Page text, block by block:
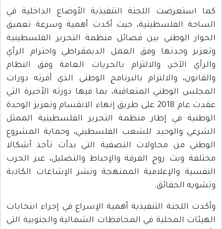
كما استعرضت اللجنة التنفيذية الأوضاع الداخلية في
الساحة الفلسطينية، حيث أكدت أهمية وسرعة تعميق
الحوار الوطني بين فصائل منظمة التحرير الفلسطينية
وتعزيز وحدتها وفق العمل الديمقراطي واحترام الرأي
والرأي الآخر، والالتزام بالحريات العامة وفق النظام
والقانون، والالتزام بالبرنامج الوطني الذي أقرته دورات
المجلس الوطني المتعاقبة، بما فيها دورته الأخيرة التي
عقدت عام 2018 على طريق إنهاء الانقسام وتعزيز الوحدة
الوطنية في إطار منظمة التحرير الفلسطينية الممثل
الشرعي والوحيد للشعب الفلسطيني، وحماية المشروع
الوطني من محاولات التصفية التي بدأت تأخذ أشكالا
مختلفة وبث روح الفرقة والإحباط والتضليل، عبر الحرب
النفسية والإعلامية الممنهجة ونشر الإشاعات الكاذبة
وتشويه الحقائق.
وأكدت اللجنة التنفيذية أهمية الإسراع في إجراء انتخابات
الهيئات المحلية في المحافظات الشمالية والجنوبية التي